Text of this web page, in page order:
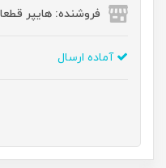
فروشنده: هایپر
آماده ارسال